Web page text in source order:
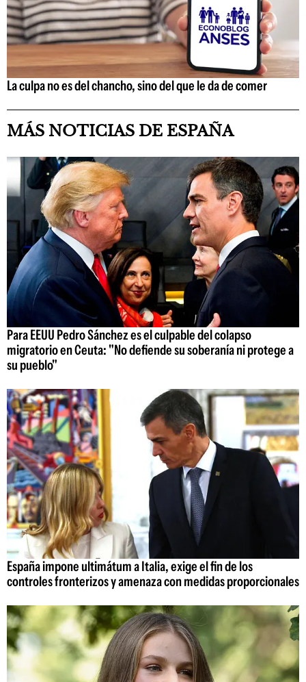
La culpa no es del chancho, sino del que le da de comer
MÁS NOTICIAS DE ESPAÑA
Para EEUU Pedro Sánchez es el culpable del colapso
migratorio en Ceuta: "No defiende su soberanía ni protege a
su pueblo"
España impone ultimátum a Italia, exige el fin de los
controles fronterizos y amenaza con medidas proporcionales